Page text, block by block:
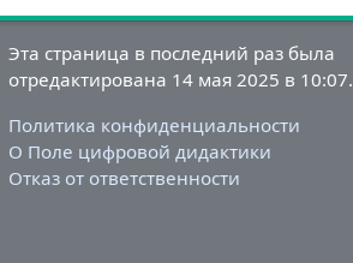
Эта страница в последний раз была
отредактирована 14 мая 2025 в 10:07.
Политика конфиденциальности
О Поле цифровой дидактики
Отказ от ответственности